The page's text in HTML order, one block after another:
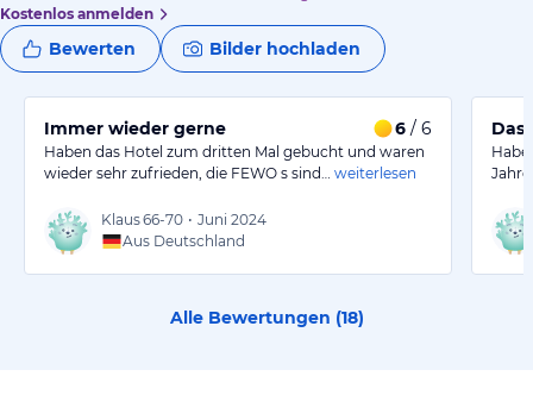
Kostenlos anmelden
Bewerten Bilder hochladen
Immer wieder gerne 6 / 6
Haben das Hotel zum dritten Mal gebucht und waren
wieder sehr zufrieden, die FEWO s sind…
weiterlesen
Klaus66-70 • Juni 2024
Aus Deutschland
Das
Alle Bewertungen (18)